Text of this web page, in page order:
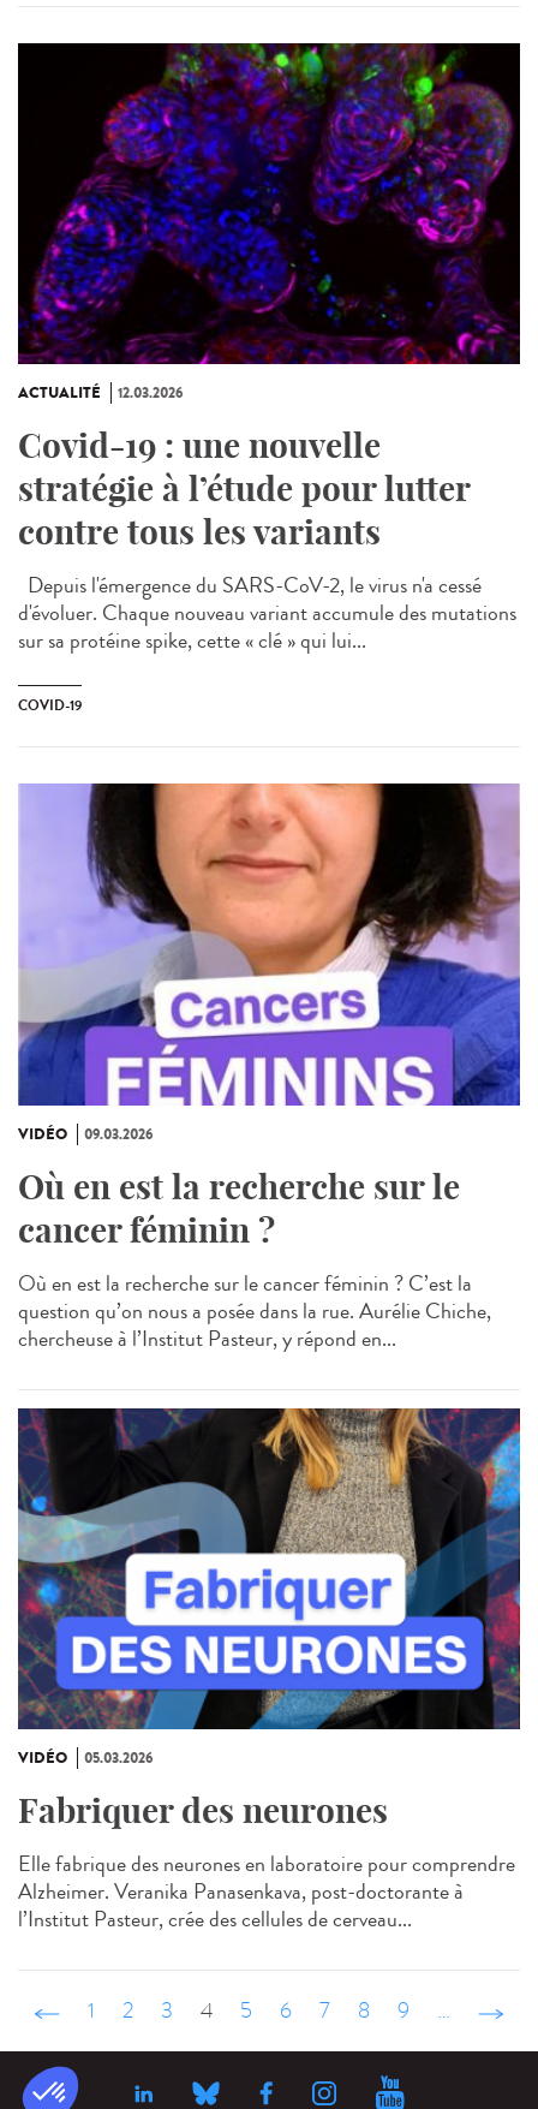
ACTUALITÉ 12.03.2026
Covid-19 : une nouvelle
stratégie à l’étude pour lutter
contre tous les variants
Depuis l'émergence du SARS-CoV-2, le virus n'a cessé
d'évoluer. Chaque nouveau variant accumule des mutations
sur sa protéine spike, cette « clé » qui lui...
COVID-19
VIDÉO 09.03.2026
Où en est la recherche sur le
cancer féminin ?
Où en est la recherche sur le cancer féminin ? C’est la
question qu’on nous a posée dans la rue. Aurélie Chiche,
chercheuse à l’Institut Pasteur, y répond en...
VIDÉO 05.03.2026
Fabriquer des neurones
Elle fabrique des neurones en laboratoire pour comprendre
Alzheimer. Veranika Panasenkava, post-doctorante à
l’Institut Pasteur, crée des cellules de cerveau...
‹ précédent
1 2 3 4 5 6 7 8 9 …